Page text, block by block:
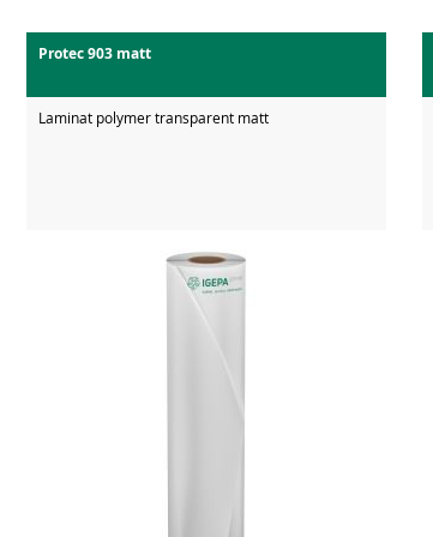
Protec 903 matt
Laminat polymer transparent matt